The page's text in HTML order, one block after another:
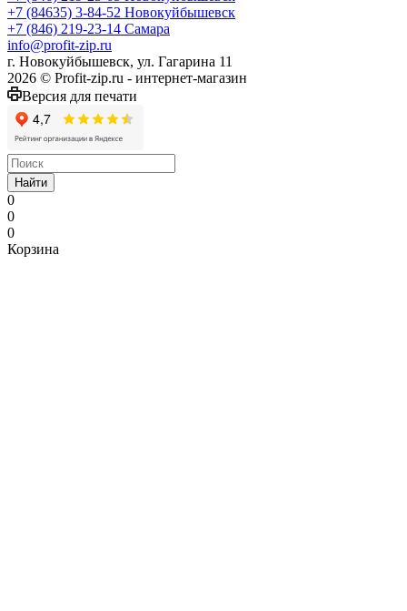
+7 (84635) 3-84-52 Новокуйбышевск
+7 (846) 219-23-14 Самара
info@profit-zip.ru
г. Новокуйбышевск, ул. Гагарина 11
2026 © Profit-zip.ru - интернет-магазин
Версия для печати
Найти
0
0
0
Корзина